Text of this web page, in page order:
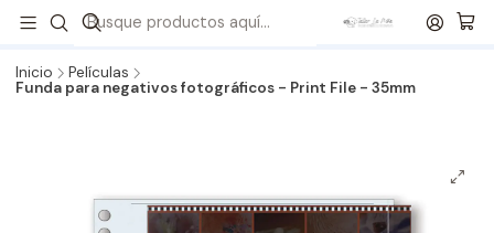
¡Revisa todos nuestros formatos de Kits! 💙Envíos a todo
Chile
🇨🇱 🚚 📦
Inicio
Películas
Funda para negativos fotográficos - Print File - 35mm